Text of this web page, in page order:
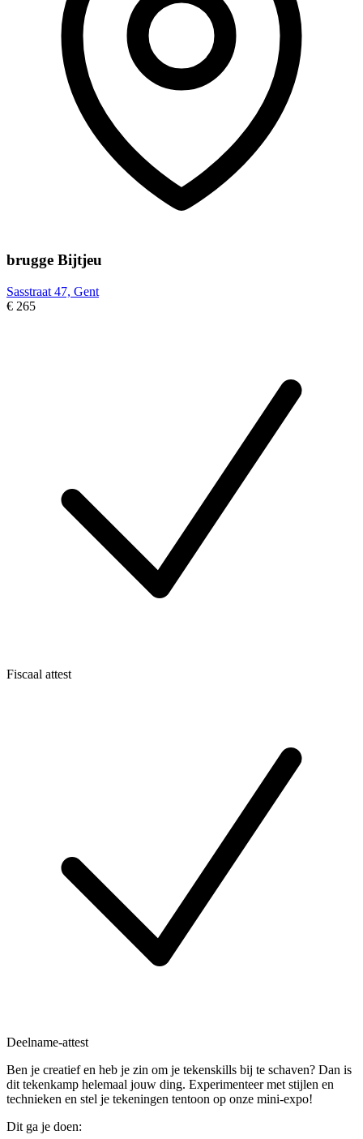
brugge Bijtjeu
Sasstraat 47, Gent
€ 265
Fiscaal attest
Deelname-attest
Ben je creatief en heb je zin om je tekenskills bij te schaven? Dan is
dit tekenkamp helemaal jouw ding. Experimenteer met stijlen en
technieken en stel je tekeningen tentoon op onze mini-expo!
Dit ga je doen: